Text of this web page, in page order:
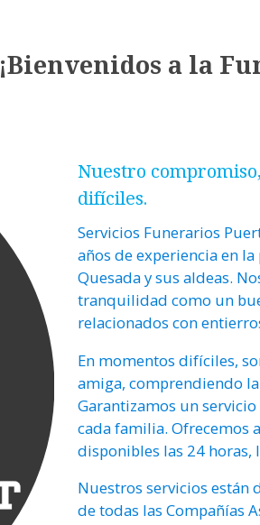
¡Bienvenidos a la
Nuestro
difíciles.
Servicios Funerarios
años de experiencia en
Quesada y sus aldeas.
tranquilidad como un
relacionados con
En momentos difíciles,
amiga, comprendiendo
Garantizamos un
cada familia. Ofrecemos
disponibles las 24 horas,
Nuestros servicios están
de todas las Compañías